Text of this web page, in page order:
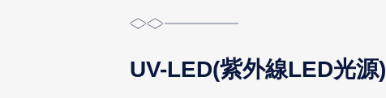
UV-LED(紫外線LED光源)